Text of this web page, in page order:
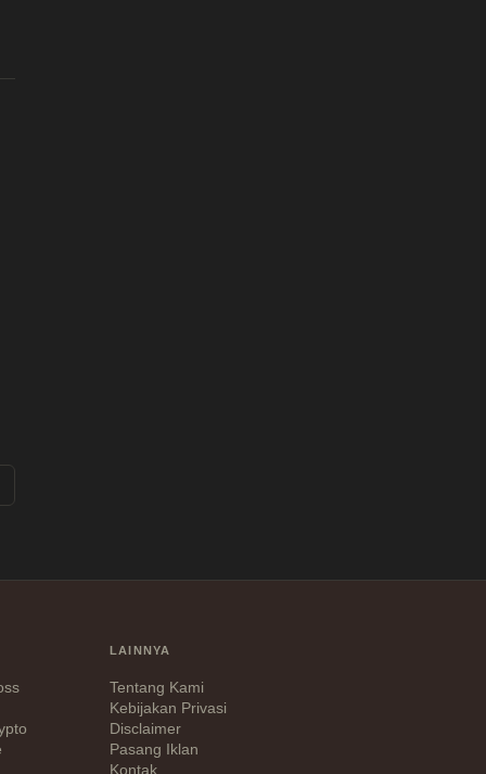
LAINNYA
Tentang Kami
Kebijakan Privasi
Disclaimer
Pasang Iklan
Kontak